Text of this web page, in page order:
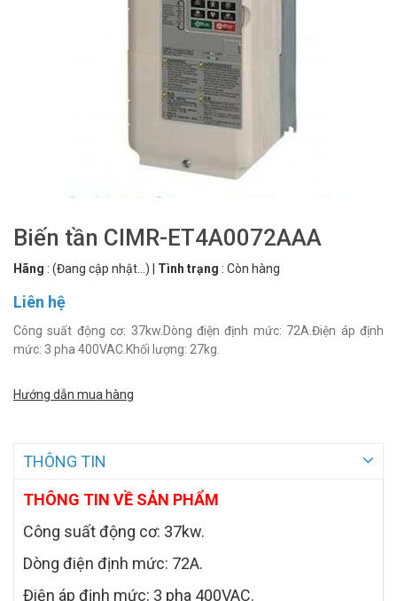
Biến tần CIMR-ET4A0072AAA
Hãng : (Đang cập nhật...) Tình trạng : Còn hàng
Liên hệ
Công suất động cơ: 37kw.Dòng điện định mức: 72A.Điện áp định
mức: 3 pha 400VAC.Khối lượng: 27kg.
Hướng dẫn mua hàng
THÔNG TIN
THÔNG TIN VỀ SẢN PHẨM
Công suất động cơ: 37kw.
Dòng điện định mức: 72A.
Điện áp định mức: 3 pha 400VAC.